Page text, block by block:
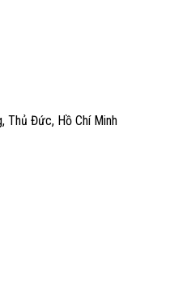
Thủ Đức, Hồ Chí Minh